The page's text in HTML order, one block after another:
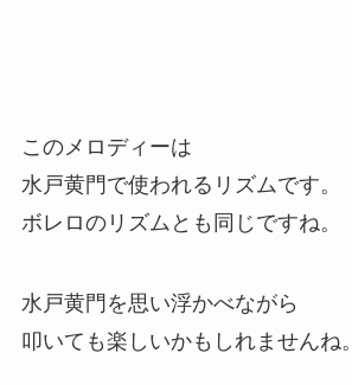
このメロディーは
水戸黄門で使われるリズムです。
ボレロのリズムとも同じですね。
水戸黄門を思い浮かべながら
叩いても楽しいかもしれませんね。